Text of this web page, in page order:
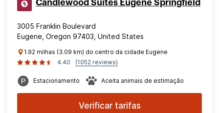
Candlewood Suites Eugene Springfield
3005 Franklin Boulevard
Eugene, Oregon 97403, United States
1.92 milhas (3.09 km) do centro da cidade Eugene
4.40
(1052 reviews)
Estacionamento Aceita animais de estimação
Verificar tarifas